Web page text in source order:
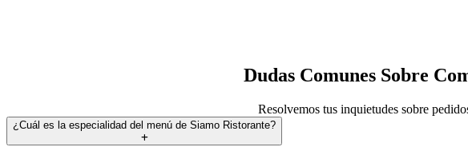
Dudas Comunes Sobre
Resolvemos tus inquietudes sobre
¿Cuál es la especialidad del menú de Siamo Ristorante?